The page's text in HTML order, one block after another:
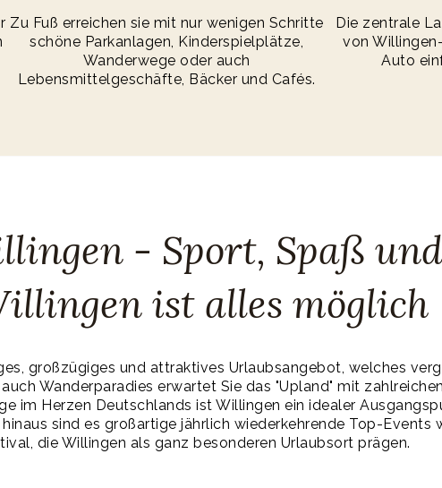
Zu Fuß erreichen sie mit nur wenigen Schritte
schöne Parkanlagen, Kinderspielplätze,
Wanderwege oder auch
Lebensmittelgeschäfte, Bäcker und Cafés.
Die zentrale
von
Auto
- Sport, Spaß
ist alles möglich
großzügiges und attraktives Urlaubsangebot, welches
Wanderparadies erwartet Sie das "Upland" mit
im Herzen Deutschlands ist Willingen ein idealer
sind es großartige jährlich wiederkehrende Top-Events
die Willingen als ganz besonderen Urlaubsort prägen.